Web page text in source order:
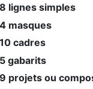
8 lignes simples
4 masques
10 cadres
5 gabarits
9 projets ou